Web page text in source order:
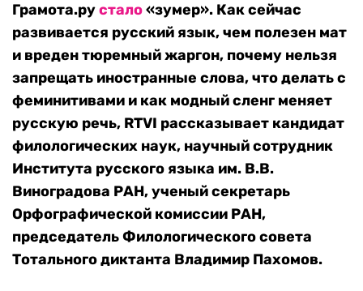
Грамота.рустало«зумер». Как сейчас
развивается русский язык, чем полезен мат
и вреден тюремный жаргон, почему нельзя
запрещать иностранные слова, что делать с
феминитивами и как модный сленг меняет
русскую речь, RTVI рассказывает кандидат
филологических наук, научный сотрудник
Института русского языка им. В.В.
Виноградова РАН, ученый секретарь
Орфографической комиссии РАН,
председатель Филологического совета
Тотального диктанта Владимир Пахомов.